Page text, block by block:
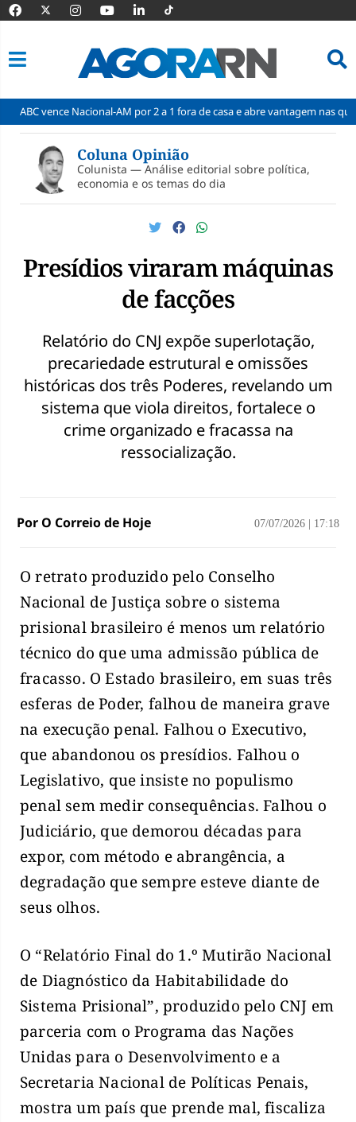
Nacional-AM por 2 a 1 fora de casa e abre vantagem nas quartas
Pular
conteúdo
Coluna Opinião
Colunista — Análise editorial sobre política,
economia e os temas do dia
Presídios viraram máquinas
de facções
Relatório do CNJ expõe superlotação,
precariedade estrutural e omissões
históricas dos três Poderes, revelando um
sistema que viola direitos, fortalece o
crime organizado e fracassa na
ressocialização.
Por O Correio de Hoje 07/07/2026 17:18
O retrato produzido pelo Conselho
Nacional de Justiça sobre o sistema
prisional brasileiro é menos um relatório
técnico do que uma admissão pública de
fracasso. O Estado brasileiro, em suas três
esferas de Poder, falhou de maneira grave
na execução penal. Falhou o Executivo,
que abandonou os presídios. Falhou o
Legislativo, que insiste no populismo
penal sem medir consequências. Falhou o
Judiciário, que demorou décadas para
expor, com método e abrangência, a
degradação que sempre esteve diante de
seus olhos.
O “Relatório Final do 1.º Mutirão Nacional
de Diagnóstico da Habitabilidade do
Sistema Prisional”, produzido pelo CNJ em
parceria com o Programa das Nações
Unidas para o Desenvolvimento e a
Secretaria Nacional de Políticas Penais,
mostra um país que prende mal, fiscaliza